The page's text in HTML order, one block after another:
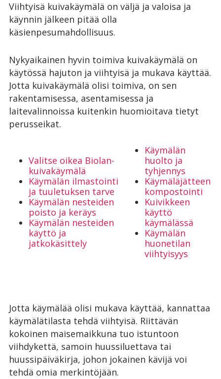
Viihtyisä kuivakäymälä on väljä ja valoisa ja
käynnin jälkeen pitää olla
käsienpesumahdollisuus.
Nykyaikainen hyvin toimiva kuivakäymälä on
käytössä hajuton ja viihtyisä ja mukava käyttää.
Jotta kuivakäymälä olisi toimiva, on sen
rakentamisessa, asentamisessa ja
laitevalinnoissa kuitenkin huomioitava tietyt
perusseikat.
Valitse oikea Biolan-
kuivakäymälä
Käymälän ilmastointi
ja tuuletuksen tarve
Käymälän nesteiden
poisto ja keräys
Käymälän nesteiden
käyttö ja
jatkokäsittely
Käymälän
huolto ja
tyhjennys
Käymäläjätteen
kompostointi
Kuivikkeen
käyttö
käymälässä
Käymälän
huonetilan
viihtyisyys
Jotta käymälää olisi mukava käyttää, kannattaa
käymälätilasta tehdä viihtyisä. Riittävän
kokoinen maisemaikkuna tuo istuntoon
viihdykettä, samoin huussiluettava tai
huussipäiväkirja, johon jokainen kävijä voi
tehdä omia merkintöjään.